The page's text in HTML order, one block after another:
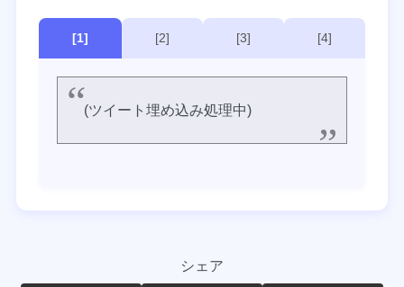
[1] [2] [3] [4]
(ツイート埋め込み処理中)
シェア